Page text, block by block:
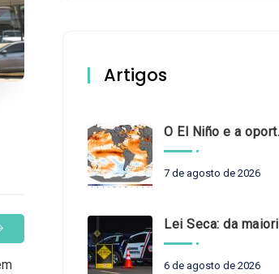
Artigos
O El Niño e a oportunidade de fortalecer o controle externo das políticas climáticas
7 de agosto de 2026
Lei Seca: da maioridade à maturidade
6 de agosto de 2026